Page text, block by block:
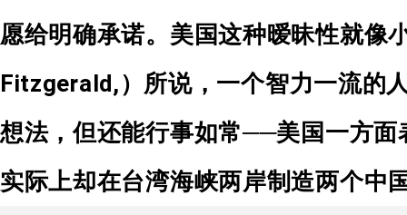
愿给明确承诺。美国这种暧昧性就像
Fitzgerald,）所说，一个智力一流的
想法，但还能行事如常──美国一方
实际上却在台湾海峡两岸制造两个中